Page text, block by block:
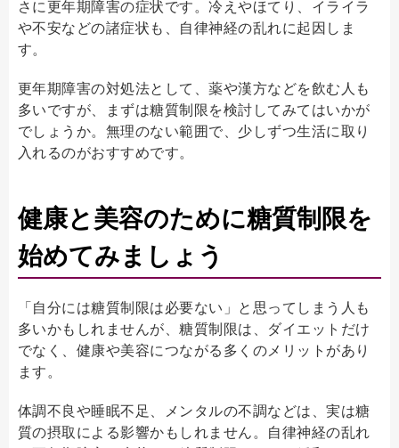
さに更年期障害の症状です。冷えやほてり、イライラ
や不安などの諸症状も、自律神経の乱れに起因しま
す。
更年期障害の対処法として、薬や漢方などを飲む人も
多いですが、まずは糖質制限を検討してみてはいかが
でしょうか。無理のない範囲で、少しずつ生活に取り
入れるのがおすすめです。
健康と美容のために糖質制限を
始めてみましょう
「自分には糖質制限は必要ない」と思ってしまう人も
多いかもしれませんが、糖質制限は、ダイエットだけ
でなく、健康や美容につながる多くのメリットがあり
ます。
体調不良や睡眠不足、メンタルの不調などは、実は糖
質の摂取による影響かもしれません。自律神経の乱れ